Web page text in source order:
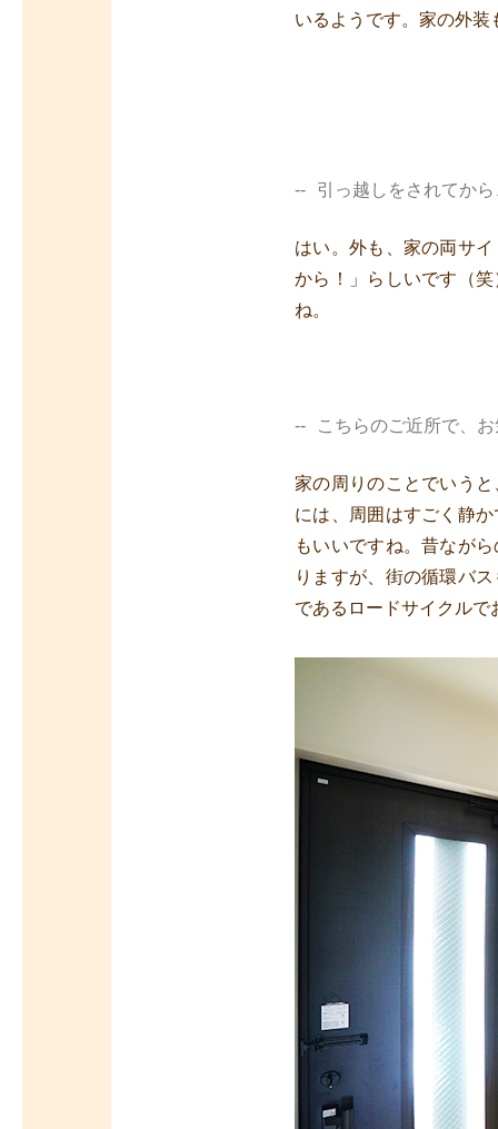
いるようです。家の外
引っ越しをされてか
はい。外も、家の両サ
から！」らしいです（
ね。
こちらのご近所で、
家の周りのことでいう
には、周囲はすごく静
もいいですね。昔なが
りますが、街の循環バ
であるロードサイクル